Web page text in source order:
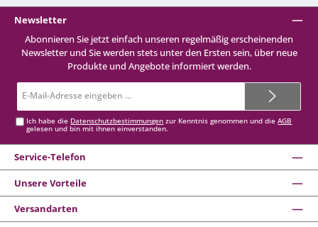
Newsletter
Abonnieren Sie jetzt einfach unseren regelmäßig erscheinenden
Newsletter und Sie werden stets unter den Ersten sein, über neue
Produkte und Angebote informiert werden.
Mail-
Ich habe die Datenschutzbestimmungen zur Kenntnis genommen und dieAGB
gelesen und bin mit ihnen einverstanden.
Service-Telefon
Unsere Vorteile
Versandarten